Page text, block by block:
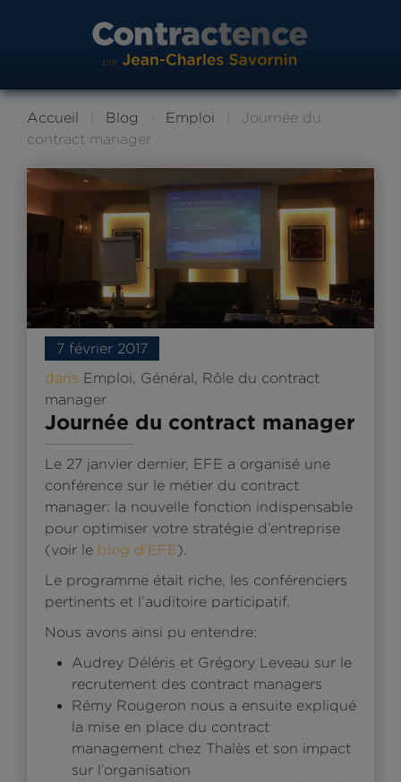
Accueil Blog Emploi
Journée du
contract manager
7 février 2017
dans Emploi, Général , Rôle du contract
manager
Journée du contract manager
Le 27 janvier dernier, EFE a organisé une
conférence sur le métier du contract
manager: la nouvelle fonction indispensable
pour optimiser votre stratégie d’entreprise
(voir le blog d’EFE).
Le programme était riche, les conférenciers
pertinents et l’auditoire participatif.
Nous avons ainsi pu entendre:
Audrey Déléris et Grégory Leveau sur le
recrutement des contract managers
Rémy Rougeron nous a ensuite expliqué
la mise en place du contract
management chez Thalès et son impact
sur l’organisation